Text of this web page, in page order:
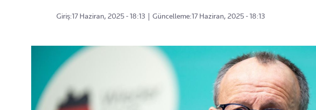
Giriş:17 Haziran, 2025 - 18:13 Güncelleme:17 Haziran, 2025 - 18:13